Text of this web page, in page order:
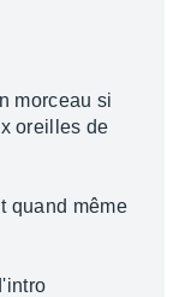
morceau si
oreilles de
quand même